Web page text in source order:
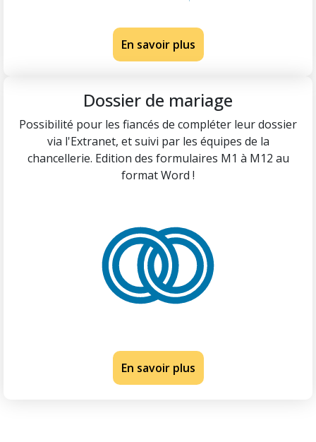
En savoir plus
Dossier de mariage
Possibilité pour les fiancés de compléter leur dossier
via l'Extranet, et suivi par les équipes de la
chancellerie. Edition des formulaires M1 à M12 au
format Word !
En savoir plus